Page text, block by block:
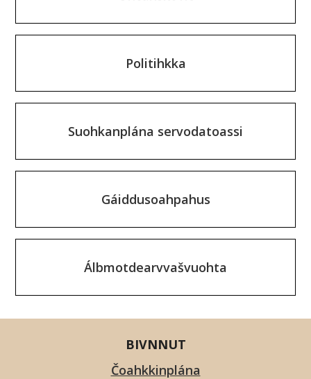
Politihkka
Suohkanplána servodatoassi
Gáiddusoahpahus
Álbmotdearvvašvuohta
BIVNNUT
Čoahkkinplána